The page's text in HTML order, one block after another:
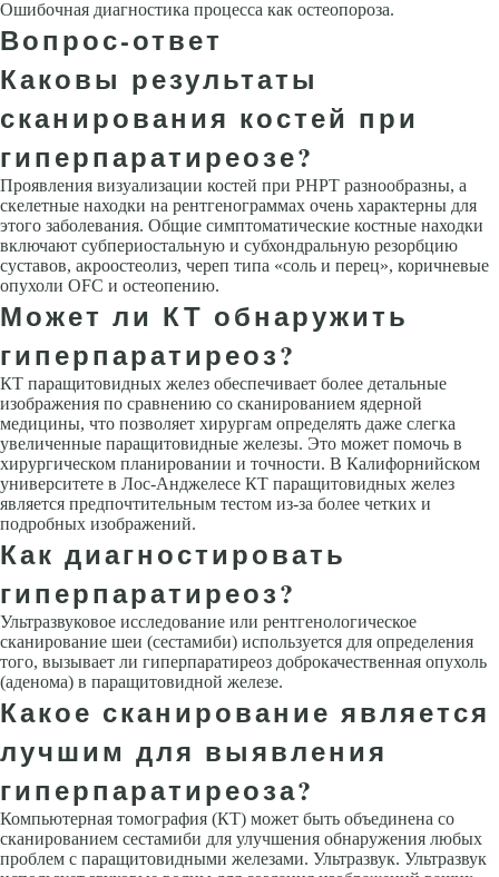
Ошибочная диагностика процесса как остеопороза.
Вопрос-ответ
Каковы результаты
сканирования костей при
гиперпаратиреозе?
Проявления визуализации костей при PHPT разнообразны, а
скелетные находки на рентгенограммах очень характерны для
этого заболевания. Общие симптоматические костные находки
включают субпериостальную и субхондральную резорбцию
суставов, акроостеолиз, череп типа «соль и перец», коричневые
опухоли OFC и остеопению.
Может ли КТ обнаружить
гиперпаратиреоз?
КТ паращитовидных желез обеспечивает более детальные
изображения по сравнению со сканированием ядерной
медицины, что позволяет хирургам определять даже слегка
увеличенные паращитовидные железы. Это может помочь в
хирургическом планировании и точности. В Калифорнийском
университете в Лос-Анджелесе КТ паращитовидных желез
является предпочтительным тестом из-за более четких и
подробных изображений.
Как диагностировать
гиперпаратиреоз?
Ультразвуковое исследование или рентгенологическое
сканирование шеи (сестамиби) используется для определения
того, вызывает ли гиперпаратиреоз доброкачественная опухоль
(аденома) в паращитовидной железе.
Какое сканирование является
лучшим для выявления
гиперпаратиреоза?
Компьютерная томография (КТ) может быть объединена со
сканированием сестамиби для улучшения обнаружения любых
проблем с паращитовидными железами. Ультразвук. Ультразвук